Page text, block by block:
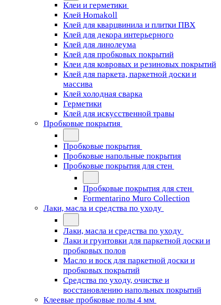
Клеи и герметики
Клей Homakoll
Клей для кварцвинила и плитки ПВХ
Клей для декора интерьерного
Клей для линолеума
Клей для пробковых покрытий
Клеи для ковровых и резиновых покрытий
Клей для паркета, паркетной доски и
массива
Клей холодная сварка
Герметики
Клей для искусственной травы
Пробковые покрытия
Пробковые покрытия
Пробковые напольные покрытия
Пробковые покрытия для стен
Пробковые покрытия для стен
Formentarino Muro Collection
Лаки, масла и средства по уходу
Лаки, масла и средства по уходу
Лаки и грунтовки для паркетной доски и
пробковых полов
Масло и воск для паркетной доски и
пробковых покрытий
Средства по уходу, очистке и
восстановлению напольных покрытий
Клеевые пробковые полы 4 мм